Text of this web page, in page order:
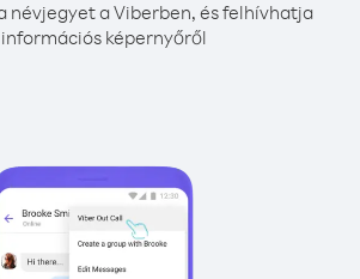
névjegyet a Viberben, és felhívhatja
képernyőről